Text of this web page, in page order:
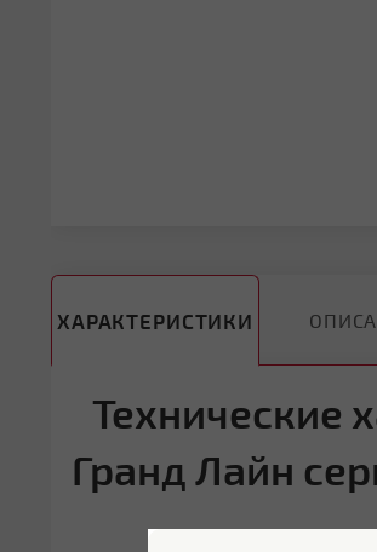
ХАРАКТЕРИСТИКИ
Технические
Гранд Лайн